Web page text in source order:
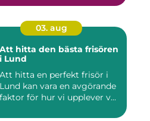
03. aug
Att hitta den bästa frisören
i Lund
Att hitta en perfekt frisör i
Lund kan vara en avgörande
faktor för hur vi upplever v...